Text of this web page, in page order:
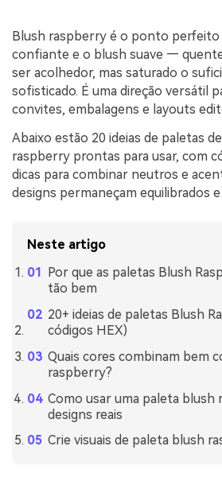
Blush raspberry é o ponto
confiante e o blush suave —
ser acolhedor, mas saturado o
sofisticado. É uma direção versátil
convites, embalagens e layouts
Abaixo estão 20 ideias de paletas
raspberry prontas para usar, com
dicas para combinar neutros e
designs permaneçam equilibrados e
Neste artigo
Por que as paletas Blush
tão bem
20+ ideias de paletas Blush
códigos HEX)
Quais cores combinam bem
raspberry?
Como usar uma paleta blush
designs reais
Crie visuais de paleta blush